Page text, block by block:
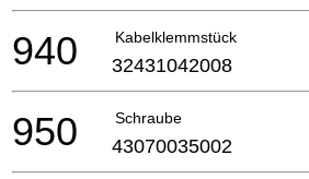
Kabelklemmstück
940 32431042008
Schraube
950 43070035002